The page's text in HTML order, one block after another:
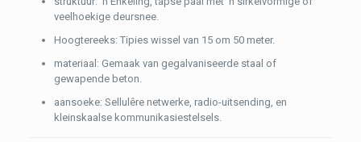
veelhoekige deursnee.
Hoogtereeks: Tipies wissel van 15 om 50 meter.
materiaal: Gemaak van gegalvaniseerde staal of
gewapende beton.
aansoeke: Sellulêre netwerke, radio-uitsending, en
kleinskaalse kommunikasiestelsels.